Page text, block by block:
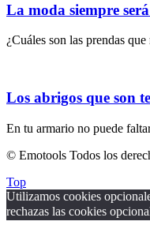
La moda siempre
¿Cuáles son las prendas
Los abrigos que son
En tu armario no puede
© Emotools Todos los
Top
Utilizamos cookies
rechazas las cookies